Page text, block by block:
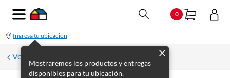
0
Ingresa tu ubicación
Mostraremos los productos y entregas
disponibles para tu ubicación.
Volver a Plomería